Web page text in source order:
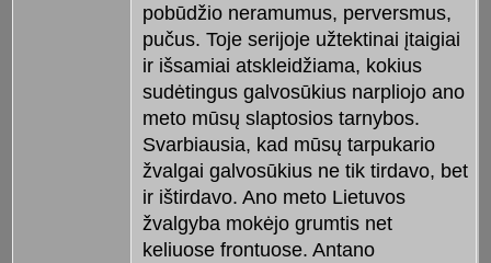
pobūdžio neramumus, perversmus,
pučus. Toje serijoje užtektinai įtaigiai
ir išsamiai atskleidžiama, kokius
sudėtingus galvosūkius narpliojo ano
meto mūsų slaptosios tarnybos.
Svarbiausia, kad mūsų tarpukario
žvalgai galvosūkius ne tik tirdavo, bet
ir ištirdavo. Ano meto Lietuvos
žvalgyba mokėjo grumtis net
keliuose frontuose. Antano